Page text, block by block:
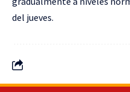
del jueves.